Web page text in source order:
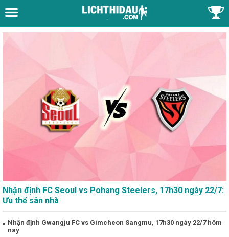
Nhận định FC Seoul vs Pohang Steelers, 17h30 ngày 22/7:
Ưu thế sân nhà
Nhận định Gwangju FC vs Gimcheon Sangmu, 17h30 ngày 22/7 hôm
nay